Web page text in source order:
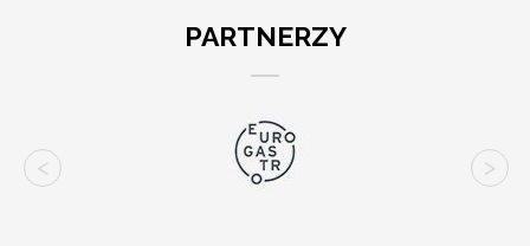
PARTNERZY